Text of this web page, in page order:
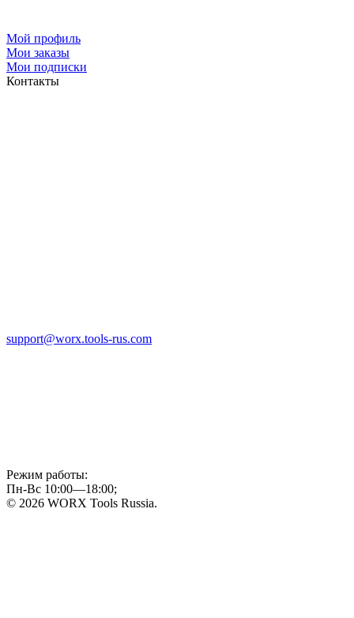
Мой профиль
Мои заказы
Мои подписки
Контакты
support@worx.tools-rus.com
Режим работы:
Пн-Вс 10:00—18:00;
© 2026 WORX Tools Russia.